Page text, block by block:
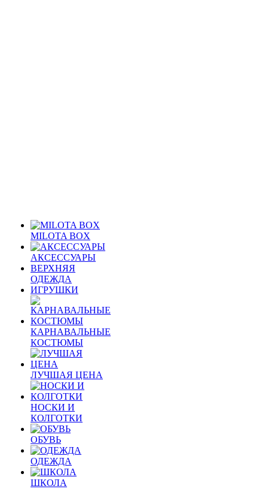
MILOTA BOX
АКСЕССУАРЫ
ВЕРХНЯЯ
ОДЕЖДА
ИГРУШКИ
КАРНАВАЛЬНЫЕ
КОСТЮМЫ
ЛУЧШАЯ ЦЕНА
НОСКИ И
КОЛГОТКИ
ОБУВЬ
ОДЕЖДА
ШКОЛА